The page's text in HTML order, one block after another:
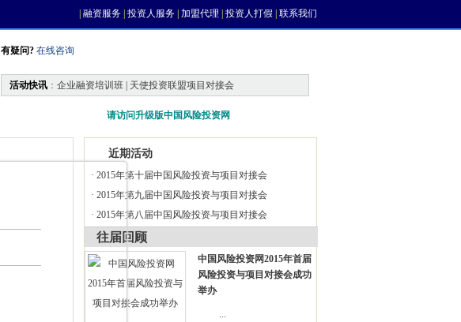
融资服务 投资人服务 加盟代理 投资人打假 联系我们
有疑问? 在线咨询
活动快讯 ： 企业融资培训班 | 天使投资联盟项目对接会
请访问升级版中国风险投资网
近期活动
· 2015年第十届中国风险投资与项目对接会
· 2015年第九届中国风险投资与项目对接会
· 2015年第八届中国风险投资与项目对接会
往届回顾
中国风险投资网2015年首届
风险投资与项目对接会成功
举办
...